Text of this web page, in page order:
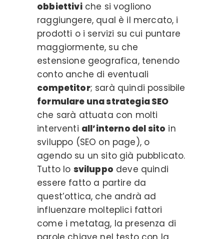
obbiettiviche si vogliono
raggiungere, qual è il mercato, i
prodotti o i servizi su cui puntare
maggiormente, su che
estensione geografica, tenendo
conto anche di eventuali
competitor; sarà quindi possibile
formulare una strategia SEO
che sarà attuata con molti
interventi all’interno del sito in
sviluppo (SEO on page), o
agendo su un sito già pubblicato.
Tutto lo sviluppo deve quindi
essere fatto a partire da
quest’ottica, che andrà ad
influenzare molteplici fattori
come i metatag, la presenza di